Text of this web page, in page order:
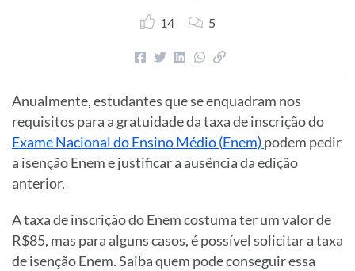
14 5
Anualmente, estudantes que se enquadram nos
requisitos para a gratuidade da taxa de inscrição do
Exame Nacional do Ensino Médio (Enem) podem pedir
a isenção Enem e justificar a ausência da edição
anterior.
A taxa de inscrição do Enem costuma ter um valor de
R$85, mas para alguns casos, é possível solicitar a taxa
de isenção Enem. Saiba quem pode conseguir essa